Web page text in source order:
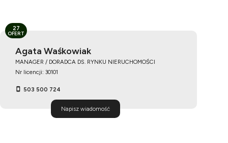
Agata Waśkowiak
MANAGER / DORADCA DS. RYNKU NIERUCHOMOŚCI
Nr licencji: 30101
503 500 724
Napisz wiadomość
27
OFERT